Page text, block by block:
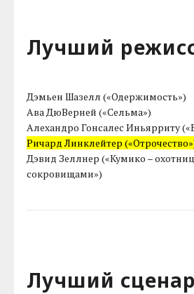
Лучший
Дэмьен Шазелл («Одержимость»)
Ава ДюВерней («Сельма»)
Алехандро Гонсалес Иньярриту
Ричард Линклейтер
Дэвид Зеллнер («Кумико –
сокровищами»)
Лучший